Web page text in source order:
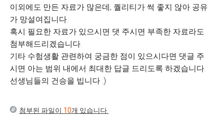
이외에도 만든 자료가 많은데, 퀄리티가 썩 좋지 않아 공유
가 망설여집니다.
혹시 필요한 자료가 있으시면 댓 주시면 부족한 자료라도
첨부해드리겠습니다.
기타 수험생활 관련하여 궁금한 점이 있으시다면 댓글 주
시면 아는 범위 내에서 최대한 답글 드리도록 하겠습니다.
선생님들의 건승을 빕니다 :)
첨부된 파일이 10개 있습니다.